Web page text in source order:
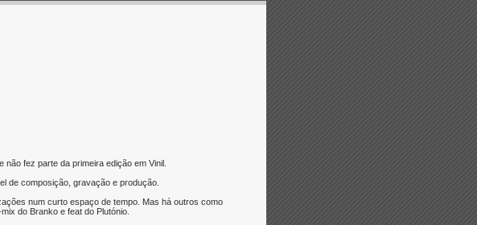
não fez parte da primeira edição em Vinil.
de composição, gravação e produção.
num curto espaço de tempo. Mas há outros como
do Branko e feat do Plutónio.